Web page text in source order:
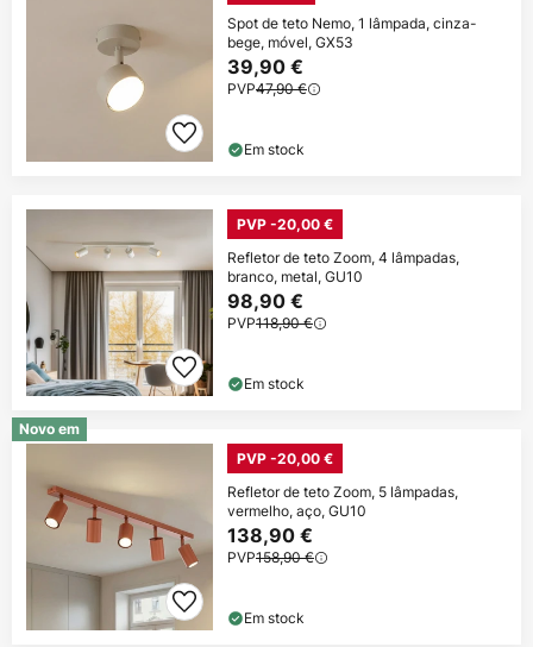
Spot de teto Nemo, 1 lâmpada, cinza-
bege, móvel, GX53
39,90 €
PVP47,90 €
Em stock
PVP -20,00 €
Refletor de teto Zoom, 4 lâmpadas,
branco, metal, GU10
98,90 €
PVP118,90 €
Em stock
Novo em
PVP -20,00 €
Refletor de teto Zoom, 5 lâmpadas,
vermelho, aço, GU10
138,90 €
PVP158,90 €
Em stock